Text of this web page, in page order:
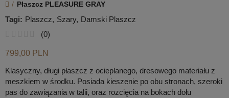
Płaszcz PLEASURE GRAY
Tagi: Plaszcz Szary
Damski Plaszcz
(0)
799,00 PLN
Klasyczny, długi płaszcz z ocieplanego, dresowego materiału z
meszkiem w środku. Posiada kieszenie po obu stronach, szeroki
pas do zawiązania w talii, oraz rozcięcia na bokach dołu